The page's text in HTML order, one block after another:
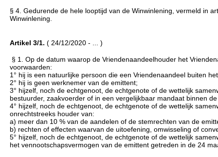
§ 4. Gedurende de hele looptijd van de Winwinlening, vermeld in
Winwinlening.
Artikel 3/1. ( 24/12/2020 - ... )
§ 1. Op de datum waarop de Vriendenaandeelhouder het
voorwaarden:
1° hij is een natuurlijke persoon die een Vriendenaandeel buiten
2° hij is geen werknemer van de emittent;
3° hijzelf, noch de echtgenoot, de echtgenote of de wettelijk
bestuurder, zaakvoerder of in een vergelijkbaar mandaat binnen
4° hijzelf, noch de echtgenoot, de echtgenote of de wettelijk
onrechtstreeks houder van:
a) meer dan 10 % van de aandelen of de stemrechten van de
b) rechten of effecten waarvan de uitoefening, omwisseling of
5° hijzelf, noch de echtgenoot, de echtgenote of de wettelijk
het vennootschapsvermogen van de emittent getreden in de 24